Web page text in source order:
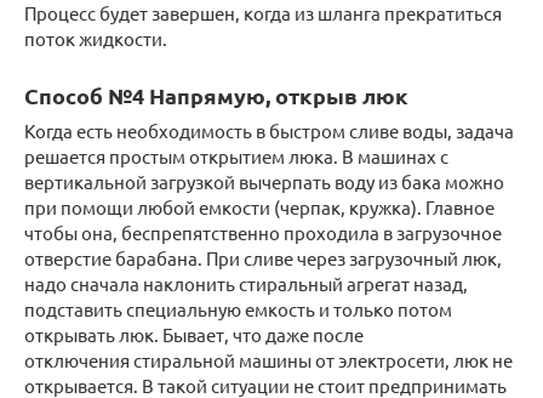
Процесс будет завершен, когда из шланга прекратиться
поток жидкости.
Способ №4 Напрямую, открыв люк
Когда есть необходимость в быстром сливе воды, задача
решается простым открытием люка. В машинах с
вертикальной загрузкой вычерпать воду из бака можно
при помощи любой емкости (черпак, кружка). Главное
чтобы она, беспрепятственно проходила в загрузочное
отверстие барабана. При сливе через загрузочный люк,
надо сначала наклонить стиральный агрегат назад,
подставить специальную емкость и только потом
открывать люк. Бывает, что даже после
отключения стиральной машины от электросети, люк не
открывается. В такой ситуации не стоит предпринимать